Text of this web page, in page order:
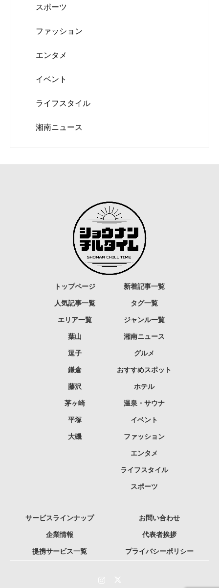
スポーツ
ファッション
エンタメ
イベント
ライフスタイル
湘南ニュース
トップページ 新着記事一覧
人気記事一覧 タグ一覧
エリア一覧
葉山
逗子
鎌倉
藤沢
茅ヶ崎
平塚
大磯
ジャンル一覧
湘南ニュース
グルメ
おすすめスポット
ホテル
温泉・サウナ
イベント
ファッション
エンタメ
ライフスタイル
スポーツ
サービスラインナップ お問い合わせ
企業情報 代表者挨拶
提携サービス一覧 プライバシーポリシー